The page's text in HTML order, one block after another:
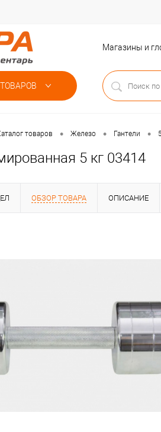
Магазины и
товаров • Железо • Гантели •
5 кг 03414
ОБЗОР ТОВАРА ОПИСАНИЕ